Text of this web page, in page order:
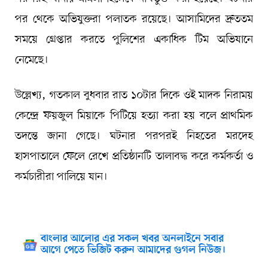
পর থেকে অভিযুক্তরা পলাতক রয়েছে। আসামিদের দ্রুততম
সময়ে গ্রেপ্তার করতে পুলিশের একাধিক টিম অভিযানে
নেমেছে।
উল্লেখ্য, গতকাল বুধবার রাত ১০টার দিকে ওই মাদক নিরাময়
কেন্দ্রে ফয়জুল মিয়াকে পিটিয়ে হত্যা করা হয় বলে প্রাথমিক
তদন্তে জানা গেছে। ঘটনার পরপরই নিহতের মরদেহ
হাসপাতালে ফেলে রেখে প্রতিষ্ঠানটি তালাবদ্ধ করে কর্মকর্তা ও
কর্মচারীরা পালিয়ে যান।
বাংলার আলোর এর সকল খবর অনলাইনে সবার
আগে পেতে ভিজিট করুন আমাদের গুগল নিউজ।